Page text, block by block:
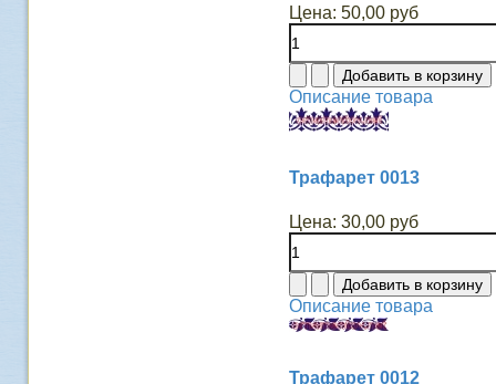
Цена: 50,00 руб
Описание товара
Трафарет 0013
Цена: 30,00 руб
Описание товара
Трафарет 0012